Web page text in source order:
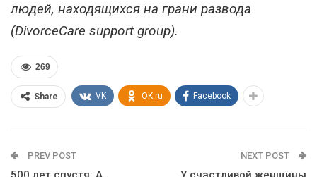
людей, находящихся на грани развода
(DivorceCare support group).
269
Share VK OK.ru Facebook
PREV POST NEXT POST